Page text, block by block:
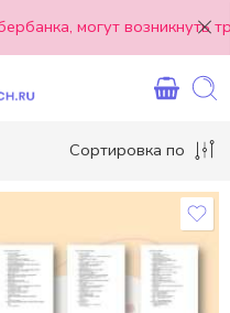
могут
Сортировка по